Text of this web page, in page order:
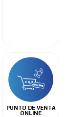
PUNTO DE VENTA
ONLINE